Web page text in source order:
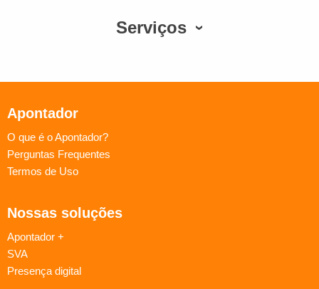
Serviços
Apontador
O que é o Apontador?
Perguntas Frequentes
Termos de Uso
Nossas soluções
Apontador +
SVA
Presença digital